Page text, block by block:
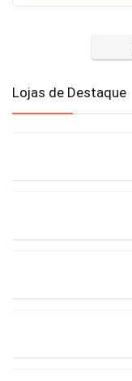
Lojas de Destaque